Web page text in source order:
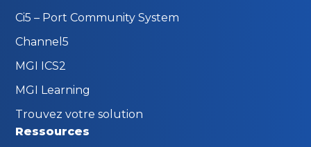
Ci5 – Port Community System
Channel5
MGI ICS2
MGI Learning
Trouvez votre solution
Ressources